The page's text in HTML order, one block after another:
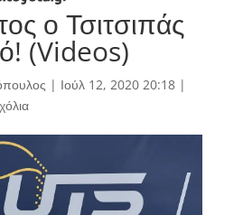
ο Τσιτσιπάς
(Videos)
| Ιούλ 12, 2020 20:18|